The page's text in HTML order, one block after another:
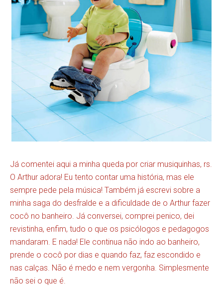
Já comentei aqui a minha queda por criar musiquinhas, rs.
O Arthur adora! Eu tento contar uma história, mas ele
sempre pede pela música! Também já escrevi sobre a
minha saga do desfralde e a dificuldade de o Arthur fazer
cocô no banheiro. Já conversei, comprei penico, dei
revistinha, enfim, tudo o que os psicólogos e pedagogos
mandaram. E nada! Ele continua não indo ao banheiro,
prende o cocô por dias e quando faz, faz escondido e
nas calças. Não é medo e nem vergonha. Simplesmente
não sei o que é.